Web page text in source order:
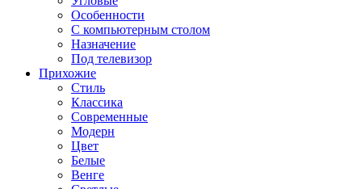
Особенности
С компьютерным столом
Назначение
Под телевизор
Прихожие
Стиль
Классика
Современные
Модерн
Цвет
Белые
Венге